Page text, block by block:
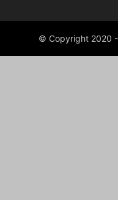
© Copyright 2020 -